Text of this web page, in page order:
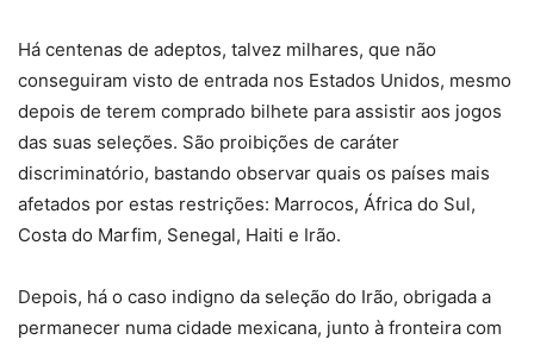
Há centenas de adeptos, talvez milhares, que não
conseguiram visto de entrada nos Estados Unidos, mesmo
depois de terem comprado bilhete para assistir aos jogos
das suas seleções. São proibições de caráter
discriminatório, bastando observar quais os países mais
afetados por estas restrições: Marrocos, África do Sul,
Costa do Marfim, Senegal, Haiti e Irão.
Depois, há o caso indigno da seleção do Irão, obrigada a
permanecer numa cidade mexicana, junto à fronteira com